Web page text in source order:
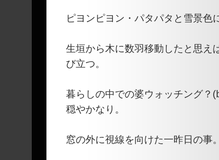
ピヨンピヨン・パタパタと雪景色
生垣から木に数羽移動したと思え
び立つ。
暮らしの中での婆ウォッチング？
穏やかなり。
窓の外に視線を向けた一昨日の事